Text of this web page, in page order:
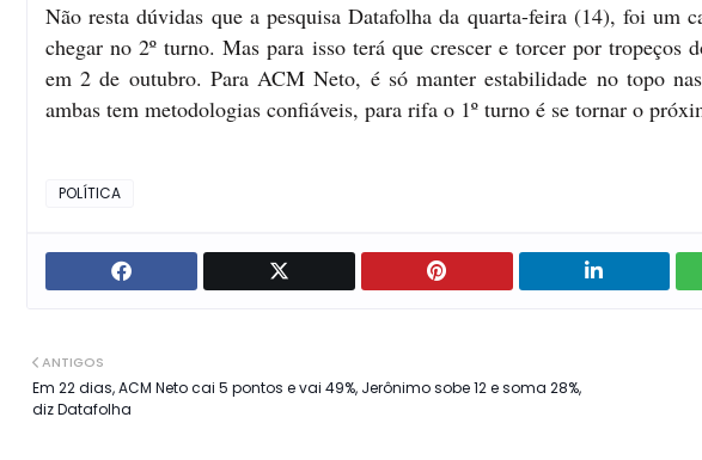
Não resta dúvidas que a pesquisa Datafolha da quarta-feira (14), foi um
chegar no 2º turno. Mas para isso terá que crescer e torcer por tropeços
em 2 de outubro. Para ACM Neto, é só manter estabilidade no topo
ambas tem metodologias confiáveis, para rifa o 1º turno é se tornar o
POLÍTICA
ANTIGOS
Em 22 dias, ACM Neto cai 5 pontos e vai 49%, Jerônimo sobe 12 e soma 28%,
diz Datafolha